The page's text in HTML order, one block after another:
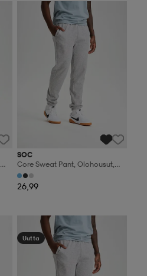
Valitse 2, maksa 44,99€
SOC
Core Sweat Pant, Olohousut,
Miesten
26,99
Valitse 2, maksa 44,99€
Uutta